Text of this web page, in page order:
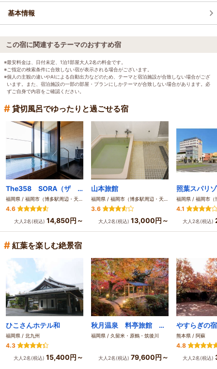
基本情報
この宿に関連するテーマのおすすめ宿
※最安料金は、日付未定、1泊1部屋大人2名の料金です。
※ご指定の検索条件に合致しない宿が表示される場合がございます。
※個人の主観の違いやAIによる自動出力などのため、テーマと宿泊施設が合致しない場合がござ
います。また、宿泊施設の一部の部屋・プランにしかテーマが合致しない場合があります。必
ずご自身で内容をご確認ください。
# 貸切風呂でゆったりと過ごせる宿
The358 SORA（ザ サンゴハチ ソラ）
福岡県 / 福岡市（博多駅周辺・天神周辺）
4.6
大人2名(税込) 14,850円～
山本旅館
福岡県 / 福岡市（博多駅周辺・天神周辺）
3.6
大人2名(税込) 13,000円～
照葉スパリ
4.1
大人2名(税込)
# 紅葉を楽しむ絶景宿
ひこさんホテル和
福岡県 / 北九州
4.3
大人2名(税込) 15,400円～
秋月温泉 料亭旅館 清流庵
福岡県 / 久留米・原鶴・筑後川
大人2名(税込) 79,600円～
熊本県 / 阿蘇
4.8
大人2名(税込)